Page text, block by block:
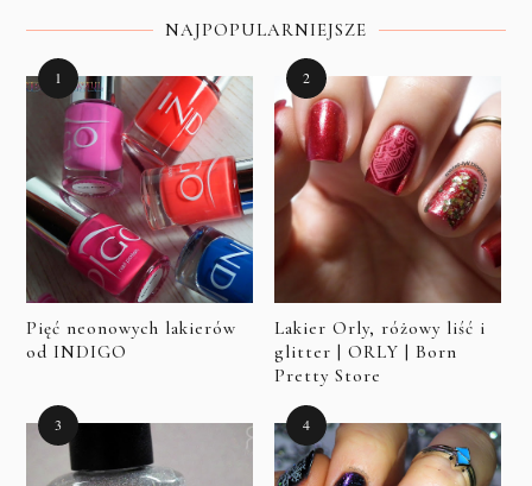
NAJPOPULARNIEJSZE
Pięć neonowych lakierów
od INDIGO
Lakier Orly, różowy liść i
glitter | ORLY | Born
Pretty Store